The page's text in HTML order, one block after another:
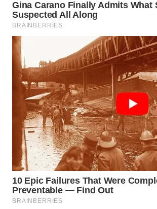
Wahana
Media
Group
WAHANA
NEWS
WAHANA
TANI
WAHANA
ADVOKAT
WAHANA
INFRASTRUKTUR